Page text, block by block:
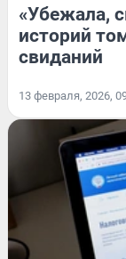
«Убежала,
историй
свиданий
13 февраля, 2026,